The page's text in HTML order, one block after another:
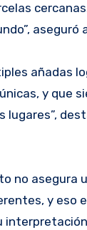
añadas
y que
lugares”,
no asegura
y eso